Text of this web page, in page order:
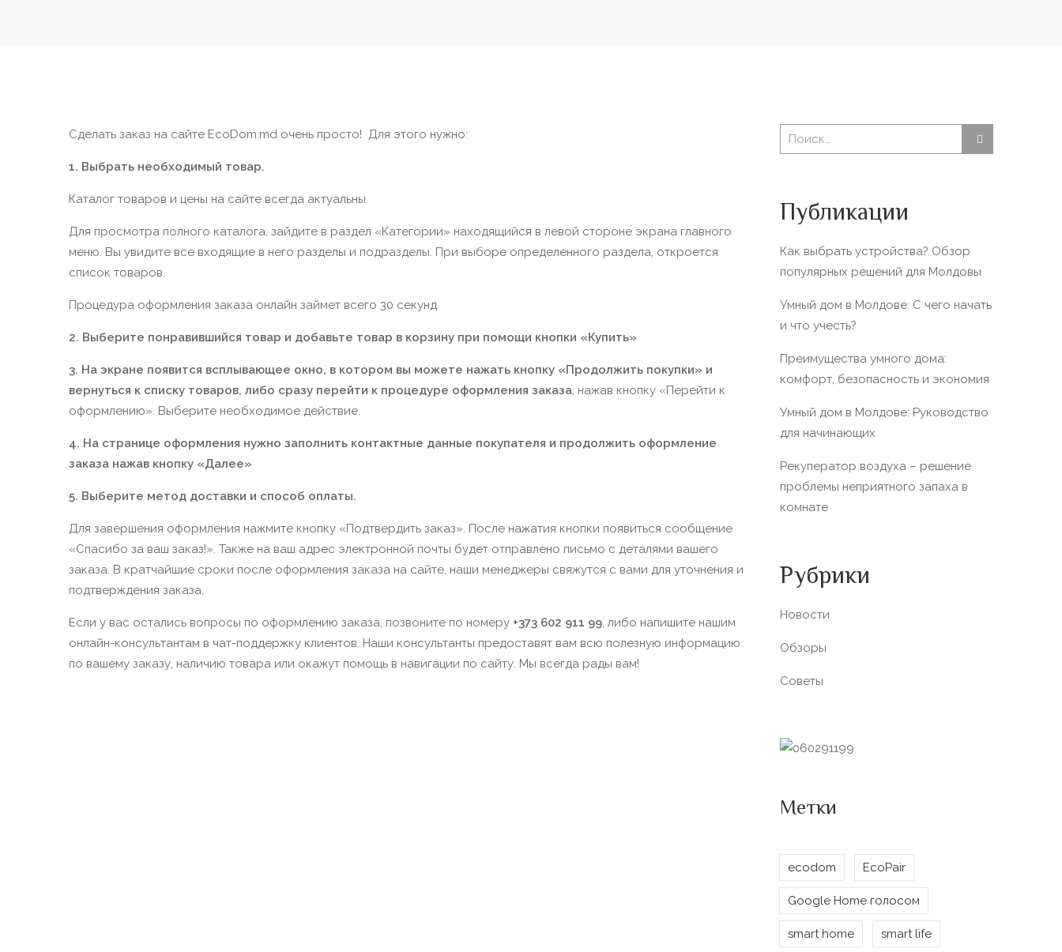
Сделать заказ на сайте EcoDom.md очень просто! Для этого нужно:
1. Выбрать необходимый товар.
Каталог товаров и цены на сайте всегда актуальны.
Для просмотра полного каталога, зайдите в раздел «Категории» находящийся в левой стороне экрана главного
меню. Вы увидите все входящие в него разделы и подразделы. При выборе определенного раздела, откроется
список товаров.
Процедура оформления заказа онлайн займет всего 30 секунд.
2. Выберите понравившийся товар и добавьте товар в корзину при помощи кнопки «Купить»
3. На экране появится всплывающее окно, в котором вы можете нажать кнопку «Продолжить покупки» и
вернуться к списку товаров, либо сразу перейти к процедуре оформления заказа, нажав кнопку «Перейти к
оформлению». Выберите необходимое действие.
4. На странице оформления нужно заполнить контактные данные покупателя и продолжить оформление
заказа нажав кнопку «Далее»
5. Выберите метод доставки и способ оплаты.
Для завершения оформления нажмите кнопку «Подтвердить заказ». После нажатия кнопки появиться сообщение
«Спасибо за ваш заказ!». Также на ваш адрес электронной почты будет отправлено письмо с деталями вашего
заказа. В кратчайшие сроки после оформления заказа на сайте, наши менеджеры свяжутся с вами для уточнения и
подтверждения заказа.
Если у вас остались вопросы по оформлению заказа, позвоните по номеру +373 602 911 99, либо напишите нашим
онлайн-консультантам в чат-поддержку клиентов. Наши консультанты предоставят вам всю полезную информацию
по вашему заказу, наличию товара или окажут помощь в навигации по сайту. Мы всегда рады вам!
Публикации
Как выбрать устройства? Обзор
популярных решений для Молдовы
Умный дом в Молдове: С чего начать
и что учесть?
Преимущества умного дома:
комфорт, безопасность и экономия
Умный дом в Молдове: Руководство
для начинающих
Рекуператор воздуха – решение
проблемы неприятного запаха в
комнате
Рубрики
Новости
Обзоры
Советы
Метки
ecodom EcoPair
Google Home голосом
smart home smart life